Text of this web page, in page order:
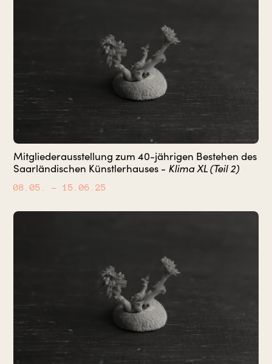
Mitgliederausstellung zum 40-jährigen Bestehen des
Saarländischen Künstlerhauses - Klima XL (Teil 2)
08.05. – 15.06.25